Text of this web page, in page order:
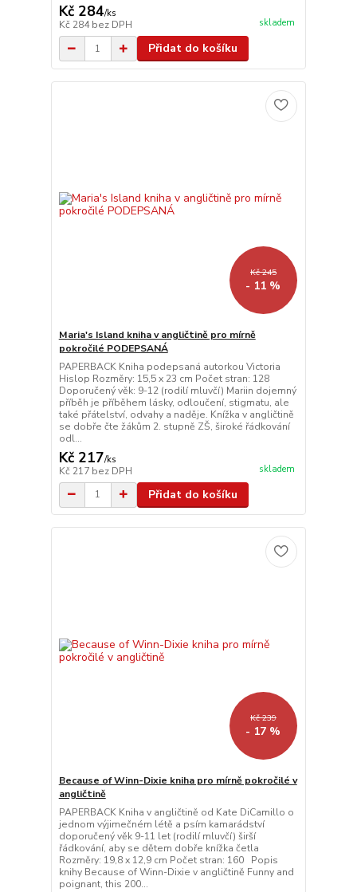
Kč 284/ks
Kč 284bez DPH skladem
Přidat do košíku
Kč 245
- 11 %
Maria's Island kniha v angličtině pro mírně
pokročilé PODEPSANÁ
PAPERBACK Kniha podepsaná autorkou Victoria
Hislop Rozměry: 15,5 x 23 cm Počet stran: 128
Doporučený věk: 9-12 (rodilí mluvčí) Mariin dojemný
příběh je příběhem lásky, odloučení, stigmatu, ale
také přátelství, odvahy a naděje. Knížka v angličtině
se dobře čte žákům 2. stupně ZŠ, široké řádkování
odl...
Kč 217/ks
Kč 217 bez DPH skladem
Přidat do košíku
Kč 239
- 17 %
Because of Winn-Dixie kniha pro mírně pokročilé v
angličtině
PAPERBACK Kniha v angličtině od Kate DiCamillo o
jednom výjimečném létě a psím kamarádství
doporučený věk 9-11 let (rodilí mluvčí) širší
řádkování, aby se dětem dobře knížka četla
Rozměry: 19,8 x 12,9 cm Počet stran: 160 Popis
knihy Because of Winn-Dixie v angličtině Funny and
poignant, this 200...